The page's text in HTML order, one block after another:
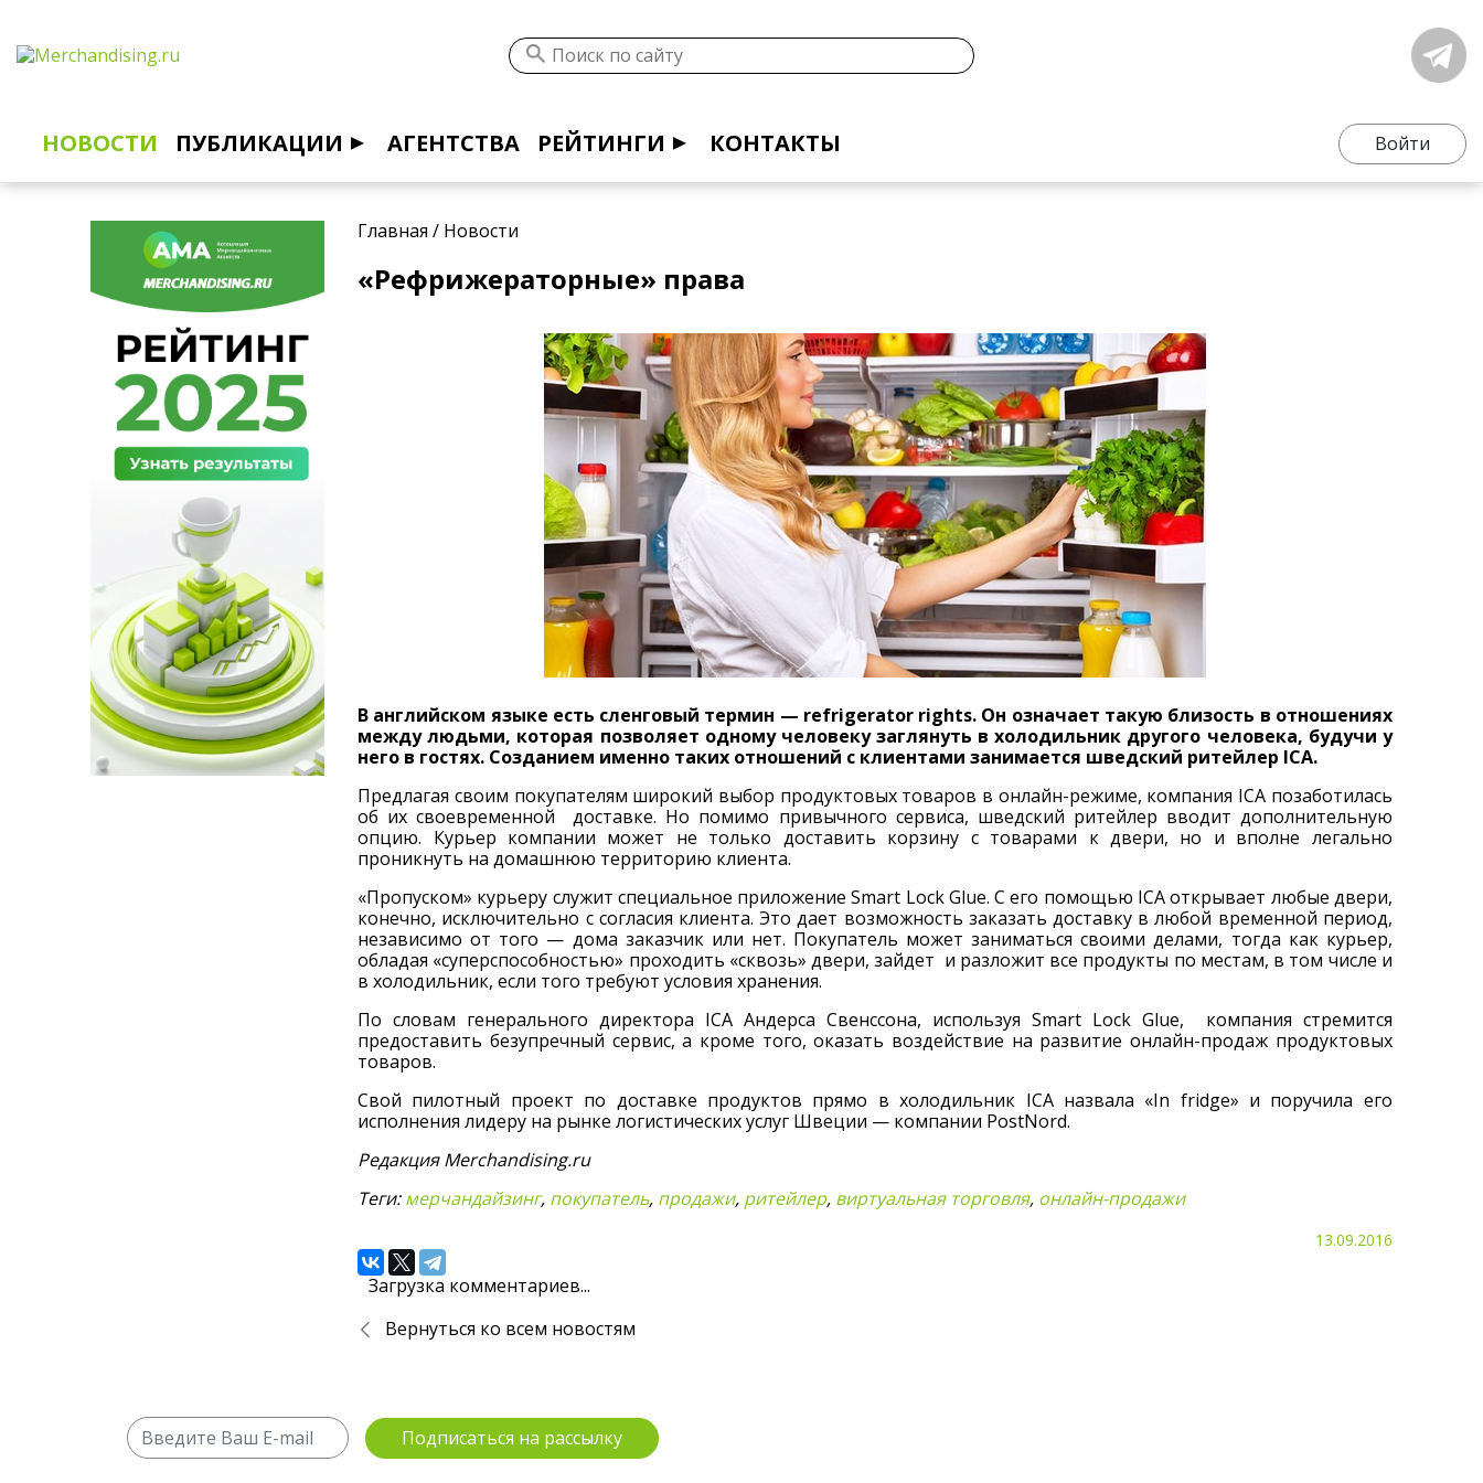
НОВОСТИ ПУБЛИКАЦИИ АГЕНТСТВА РЕЙТИНГИ КОНТАКТЫ Войти
Главная / Новости
«Рефрижераторные» права
В английском языке есть сленговый термин — refrigerator rights. Он означает такую близость в отношениях
между людьми, которая позволяет одному человеку заглянуть в холодильник другого человека, будучи у
него в гостях. Созданием именно таких отношений с клиентами занимается шведский ритейлер ICA.
Предлагая своим покупателям широкий выбор продуктовых товаров в онлайн-режиме, компания ICA позаботилась
об их своевременной доставке. Но помимо привычного сервиса, шведский ритейлер вводит дополнительную
опцию. Курьер компании может не только доставить корзину с товарами к двери, но и вполне легально
проникнуть на домашнюю территорию клиента.
«Пропуском» курьеру служит специальное приложение Smart Lock Glue. С его помощью ICA открывает любые двери,
конечно, исключительно с согласия клиента. Это дает возможность заказать доставку в любой временной период,
независимо от того — дома заказчик или нет. Покупатель может заниматься своими делами, тогда как курьер,
обладая «суперспособностью» проходить «сквозь» двери, зайдет и разложит все продукты по местам, в том числе и
в холодильник, если того требуют условия хранения.
По словам генерального директора ICA Андерса Свенссона, используя Smart Lock Glue, компания стремится
предоставить безупречный сервис, а кроме того, оказать воздействие на развитие онлайн-продаж продуктовых
товаров.
Свой пилотный проект по доставке продуктов прямо в холодильник ICA назвала «In fridge» и поручила его
исполнения лидеру на рынке логистических услуг Швеции — компании PostNord.
Редакция Merchandising.ru
Теги:мерчандайзинг, покупатель, продажи, ритейлер, виртуальная торговля, онлайн-продажи
13.09.2016
Загрузка комментариев...
Вернуться ко всем новостям